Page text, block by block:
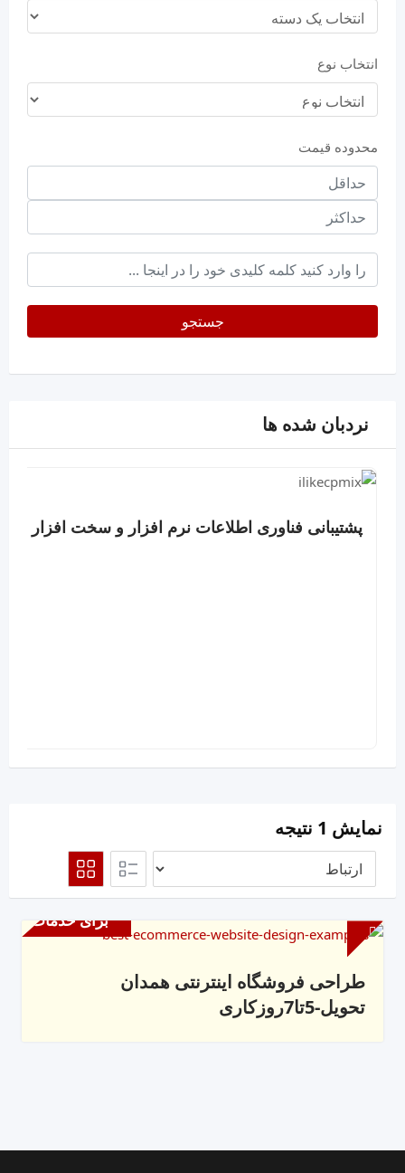
انتخاب نوع
محدوده قیمت
حداقل
قیمت
حداکثر
keyword
جستجو
نردبان شده ها
پشتیبانی فناوری اطلاعات نرم افزار و سخت افزار
نمایش 1 نتیجه
برای خدمات
طراحی فروشگاه اینترنتی همدان
تحویل-5تا7روزکاری